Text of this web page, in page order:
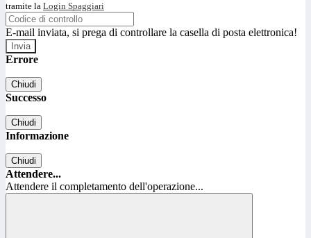
tramite la Login Spaggiari
E-mail inviata, si prega di controllare la casella di posta elettronica!
Errore
Chiudi
Successo
Chiudi
Informazione
Chiudi
Attendere...
Attendere il completamento dell'operazione...